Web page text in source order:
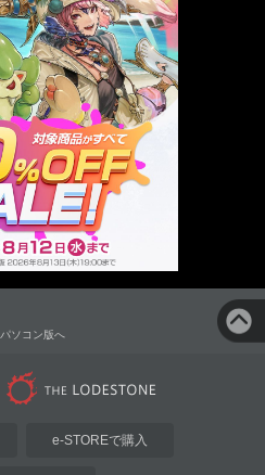
パソコン版へ
e-STOREで購入